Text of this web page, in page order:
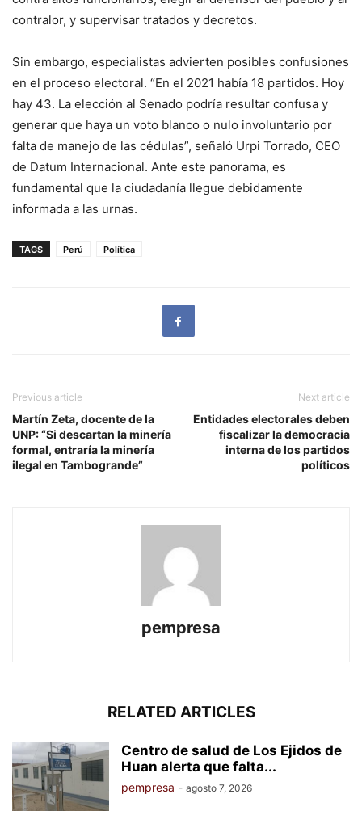
contralor, y supervisar tratados y decretos.
Sin embargo, especialistas advierten posibles confusiones
en el proceso electoral. “En el 2021 había 18 partidos. Hoy
hay 43. La elección al Senado podría resultar confusa y
generar que haya un voto blanco o nulo involuntario por
falta de manejo de las cédulas”, señaló Urpi Torrado, CEO
de Datum Internacional. Ante este panorama, es
fundamental que la ciudadanía llegue debidamente
informada a las urnas.
TAGS Perú Política
Previous article
Martín Zeta, docente de la
UNP: “Si descartan la minería
formal, entraría la minería
ilegal en Tambogrande”
Next article
Entidades electorales deben
fiscalizar la democracia
interna de los partidos
políticos
pempresa
RELATED ARTICLES
Centro de salud de Los Ejidos de
Huan alerta que falta...
pempresa - agosto 7, 2026